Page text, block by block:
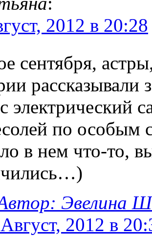
2012 в 20:28
сентября,
рассказывали
электрический
по особым
в нем что-то,
Эвелина
2012 в